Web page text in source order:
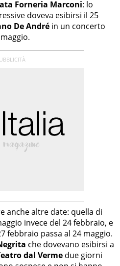
Forneria Marconi: lo
doveva esibirsi il 25
De André in un concerto
anche altre date: quella di
invece del 24 febbraio, e
febbraio passa al 24 maggio.
che dovevano esibirsi a
dal Verme due giorni